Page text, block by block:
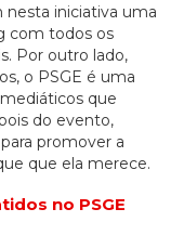
nesta iniciativa uma
com todos os
Por outro lado,
o PSGE é uma
que
do evento,
promover a
que ela merece.
no PSGE